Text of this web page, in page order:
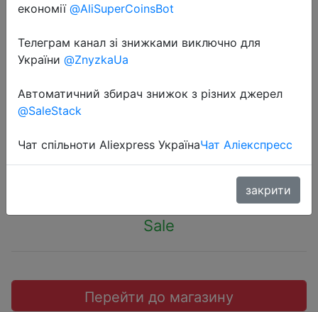
Бутылки для приправ с
насадками, 5 отверстий, 350 мл
$2.69
Sale
Перейти до магазину
економії @AliSuperCoinsBot
Телеграм канал зі знижками виключно для
України @ZnyzkaUa
Автоматичний збирач знижок з різних джерел
@SaleStack
Чат спільноти Aliexpress УкраїнаЧат Аліекспресс
закрити